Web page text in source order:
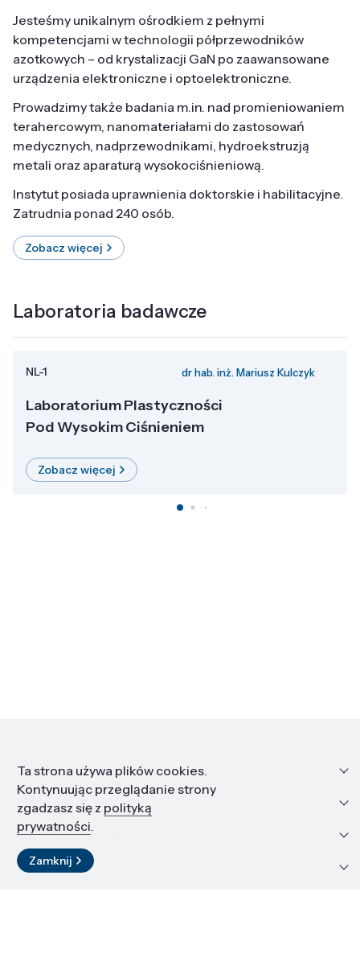
Jesteśmy unikalnym ośrodkiem z pełnymi
kompetencjami w technologii półprzewodników
azotkowych – od krystalizacji GaN po zaawansowane
urządzenia elektroniczne i optoelektroniczne.
Prowadzimy także badania m.in. nad promieniowaniem
terahercowym, nanomateriałami do zastosowań
medycznych, nadprzewodnikami, hydroekstruzją
metali oraz aparaturą wysokociśnieniową.
Instytut posiada uprawnienia doktorskie i habilitacyjne.
Zatrudnia ponad 240 osób.
Zobacz więcej
Laboratoria badawcze
NL-1 dr hab. inż. Mariusz Kulczyk
Laboratorium Plastyczności
Pod Wysokim Ciśnieniem
Zobacz więcej
Informacje
Edukacja i kariera
Zasoby i materiały
Kontakt
Ta strona używa plików cookies.
Kontynuując przeglądanie strony
zgadzasz się z polityką
prywatności.
Zamknij